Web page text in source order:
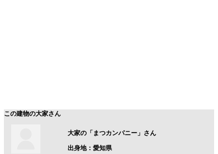
この建物の大家さん
大家の「まつカンパニー」さん
出身地：愛知県